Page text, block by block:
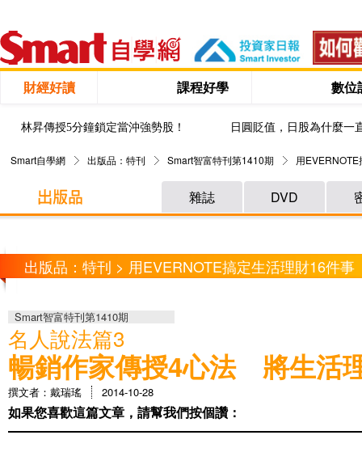
財經好讀 課程好學 數位
林昇傳授5分鐘鎖定當沖強勢股！ 日圓貶值，日股為什麼一
Smart自學網 出版品：特刊 Smart智富特刊第1410期 用
雜誌 DVD
出版品：特刊 > 用EVERNOTE搞定生活理財16件事
Smart智富特刊第1410期
名人說法篇3
暢銷作家傳授4心法 將生活
撰文者：戴瑞瑤 2014-10-28
如果您喜歡這篇文章，請幫我們按個讚：